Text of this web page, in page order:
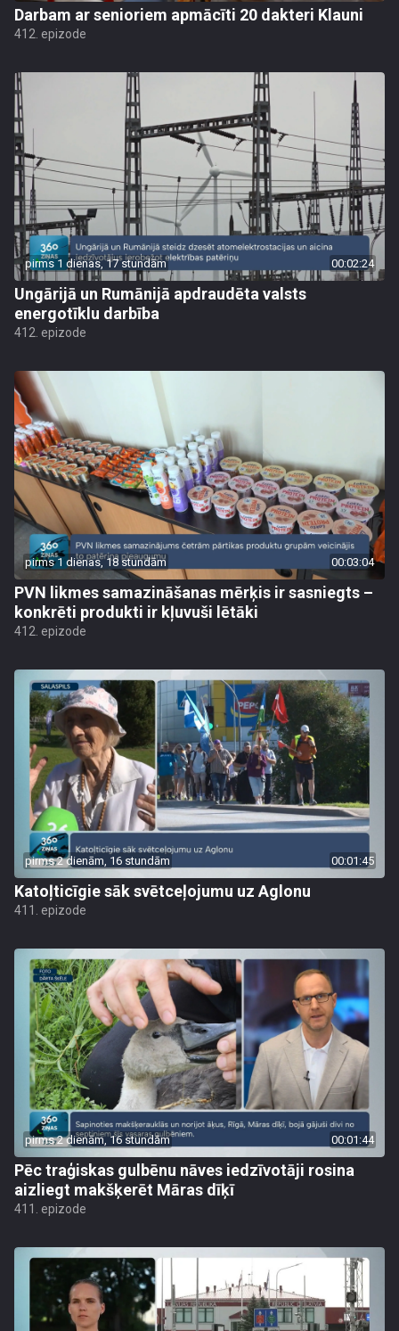
Darbam ar senioriem apmācīti 20 dakteri Klauni
412. epizode
pirms 1 dienas, 17 stundām 00:02:24
Ungārijā un Rumānijā apdraudēta valsts
energotīklu darbība
412. epizode
pirms 1 dienas, 18 stundām 00:03:04
PVN likmes samazināšanas mērķis ir sasniegts –
konkrēti produkti ir kļuvuši lētāki
412. epizode
pirms 2 dienām, 16 stundām 00:01:45
Katoļticīgie sāk svētceļojumu uz Aglonu
411. epizode
pirms 2 dienām, 16 stundām 00:01:44
Pēc traģiskas gulbēnu nāves iedzīvotāji rosina
aizliegt makšķerēt Māras dīķī
411. epizode